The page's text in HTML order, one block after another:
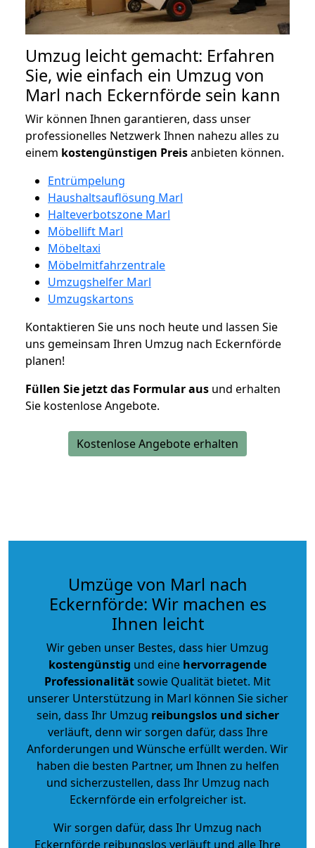
Umzug leicht gemacht: Erfahren
Sie, wie einfach ein Umzug von
Marl nach Eckernförde sein kann
Wir können Ihnen garantieren, dass unser
professionelles Netzwerk Ihnen nahezu alles zu
einem kostengünstigen Preisanbieten können.
Entrümpelung
Haushaltsauflösung Marl
Halteverbotszone Marl
Möbellift Marl
Möbeltaxi
Möbelmitfahrzentrale
Umzugshelfer Marl
Umzugskartons
Kontaktieren Sie uns noch heute und lassen Sie
uns gemeinsam Ihren Umzug nach Eckernförde
planen!
Füllen Sie jetzt das Formular aus und erhalten
Sie kostenlose Angebote.
Kostenlose Angebote erhalten
Umzüge von Marl nach
Eckernförde: Wir machen es
Ihnen leicht
Wir geben unser Bestes, dass hier Umzug
kostengünstig und eine hervorragende
Professionalitätsowie Qualität bietet. Mit
unserer Unterstützung in Marl können Sie sicher
sein, dass Ihr Umzug reibungslos und sicher
verläuft, denn wir sorgen dafür, dass Ihre
Anforderungen und Wünsche erfüllt werden. Wir
haben die besten Partner, um Ihnen zu helfen
und sicherzustellen, dass Ihr Umzug nach
Eckernförde ein erfolgreicher ist.
Wir sorgen dafür, dass Ihr Umzug nach
Eckernförde reibungslos verläuft und alle Ihre